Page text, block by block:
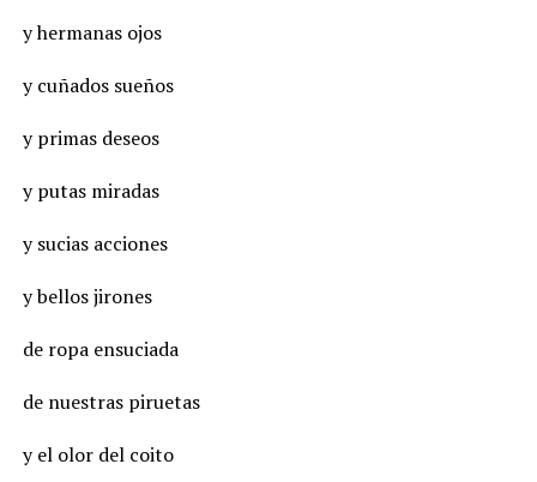
y hermanas ojos
y cuñados sueños
y primas deseos
y putas miradas
y sucias acciones
y bellos jirones
de ropa ensuciada
de nuestras piruetas
y el olor del coito